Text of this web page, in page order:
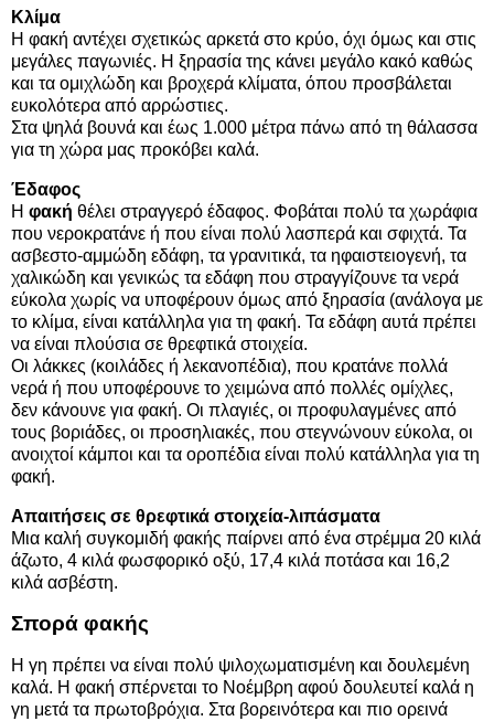
Κλίμα
Η φακή αντέχει σχετικώς αρκετά στο κρύο, όχι όμως και στις
μεγάλες παγωνιές. Η ξηρασία της κάνει μεγάλο κακό καθώς
και τα ομιχλώδη και βροχερά κλίματα, όπου προσβάλεται
ευκολότερα από αρρώστιες.
Στα ψηλά βουνά και έως 1.000 μέτρα πάνω από τη θάλασσα
για τη χώρα μας προκόβει καλά.
Έδαφος
Η φακή θέλει στραγγερό έδαφος. Φοβάται πολύ τα χωράφια
που νεροκρατάνε ή που είναι πολύ λασπερά και σφιχτά. Τα
ασβεστο-αμμώδη εδάφη, τα γρανιτικά, τα ηφαιστειογενή, τα
χαλικώδη και γενικώς τα εδάφη που στραγγίζουνε τα νερά
εύκολα χωρίς να υποφέρουν όμως από ξηρασία (ανάλογα με
το κλίμα, είναι κατάλληλα για τη φακή. Τα εδάφη αυτά πρέπει
να είναι πλούσια σε θρεφτικά στοιχεία.
Οι λάκκες (κοιλάδες ή λεκανοπέδια), που κρατάνε πολλά
νερά ή που υποφέρουνε το χειμώνα από πολλές ομίχλες,
δεν κάνουνε για φακή. Οι πλαγιές, οι προφυλαγμένες από
τους βοριάδες, οι προσηλιακές, που στεγνώνουν εύκολα, οι
ανοιχτοί κάμποι και τα οροπέδια είναι πολύ κατάλληλα για τη
φακή.
Απαιτήσεις σε θρεφτικά στοιχεία-λιπάσματα
Μια καλή συγκομιδή φακής παίρνει από ένα στρέμμα 20 κιλά
άζωτο, 4 κιλά φωσφορικό οξύ, 17,4 κιλά ποτάσα και 16,2
κιλά ασβέστη.
Σπορά φακής
Η γη πρέπει να είναι πολύ ψιλοχωματισμένη και δουλεμένη
καλά. Η φακή σπέρνεται το Νοέμβρη αφού δουλευτεί καλά η
γη μετά τα πρωτοβρόχια. Στα βορεινότερα και πιο ορεινά